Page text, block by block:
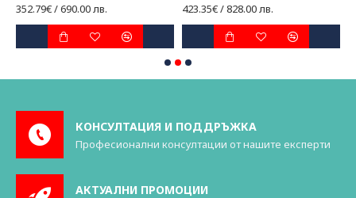
352.79€ / 690.00 лв. 423.35€ / 828.00 лв.
КОНСУЛТАЦИЯ И ПОДДРЪЖКА
Професионални консултации от нашите експерти
АКТУАЛНИ ПРОМОЦИИ